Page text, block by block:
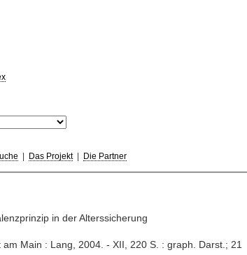
Das Projekt| Die Partner
in der Alterssicherung
Main : Lang, 2004. - XII, 220 S. : graph. Darst.; 21